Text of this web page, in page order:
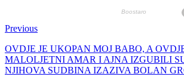
Previous
OVDJE JE UKOPAN MOJ BABO, A
MALOLJETNI AMAR I AJNA IZGUBILI
NJIHOVA SUDBINA IZAZIVA BOLAN